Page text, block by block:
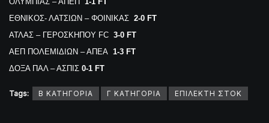
ΕΘΝΙΚΟΣ- ΛΑΤΣΙΩΝ – ΦΟΙΝΙΚΑΣ 2-0 FT
ΑΤΛΑΣ – ΓΕΡΟΣΚΗΠΟΥ FC 3-0 FT
ΑΕΠ ΠΟΛΕΜΙΔΙΩΝ – ΑΠΕΑ 1-3 FT
ΔΟΞΑ ΠΑΛ – ΑΣΠΙΣ 0-1 FT
Tags: Β ΚΑΤΗΓΟΡΙΑ Γ ΚΑΤΗΓΟΡΙΑ ΕΠΙΛΕΚΤΗ ΣΤΟΚ